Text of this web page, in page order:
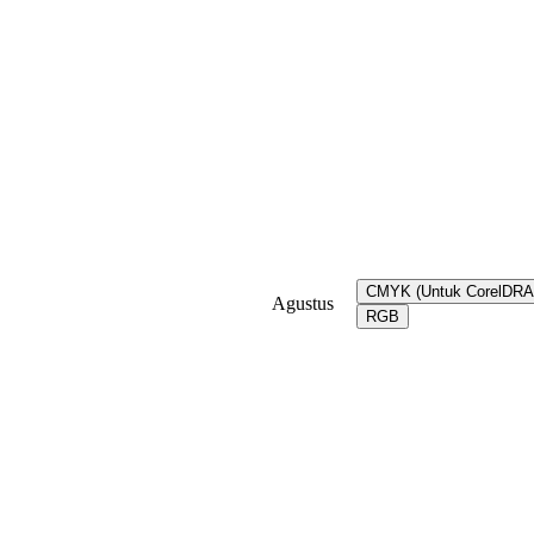
Agustus
CMYK (Untuk
RGB